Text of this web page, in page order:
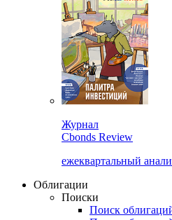
Журнал
Cbonds Review
ежеквартальный
Облигации
Поиски
Поиск